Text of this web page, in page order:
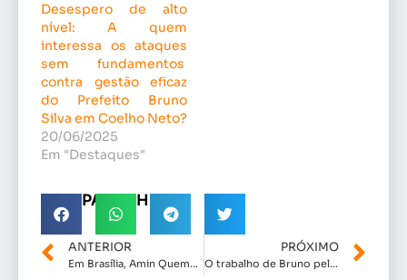
Desespero de alto
nível: A quem
interessa os ataques
sem fundamentos
contra gestão eficaz
do Prefeito Bruno
Silva em Coelho Neto?
20/06/2025
Em "Destaques"
COMPARTILHE!
ANTERIOR
Em Brasília, Amin Quemel assegura investimentos para Orla de Carutapera e Conjunto Valdecir Aragão
PRÓXIMO
O trabalho de Bruno pela educação em Coelho Neto é diferenciado, constatou o Felipe Camarão.